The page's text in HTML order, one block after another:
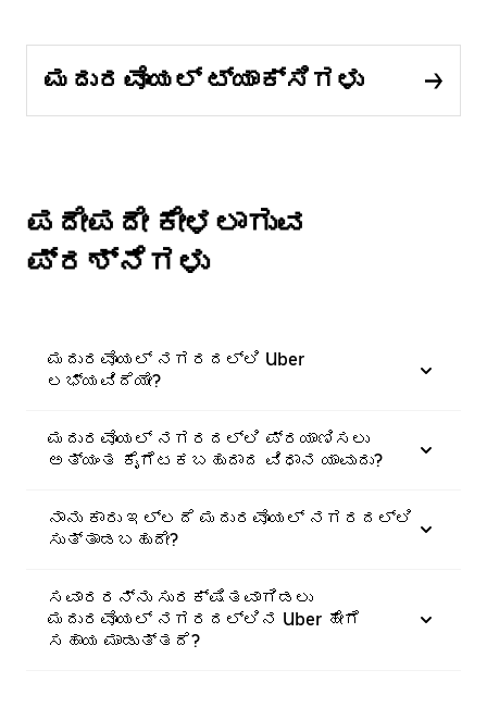
ಮದುರವೊಯಲ್ ಟ್ಯಾಕ್ಸಿಗಳು
ಪದೇಪದೇ ಕೇಳಲಾಗುವ
ಪ್ರಶ್ನೆಗಳು
ಮದುರವೊಯಲ್ ನಗರದಲ್ಲಿ Uber
ಲಭ್ಯವಿದೆಯೇ?
ಮದುರವೊಯಲ್ ನಗರದಲ್ಲಿ ಪ್ರಯಾಣಿಸಲು
ಅತ್ಯಂತ ಕೈಗೆಟಕಬಹುದಾದ ವಿಧಾನ ಯಾವುದು?
ನಾನು ಕಾರು ಇಲ್ಲದೆ ಮದುರವೊಯಲ್ ನಗರದಲ್ಲಿ
ಸುತ್ತಾಡಬಹುದೇ?
ಸವಾರರನ್ನು ಸುರಕ್ಷಿತವಾಗಿಡಲು
ಮದುರವೊಯಲ್ ನಗರದಲ್ಲಿನ Uber ಹೇಗೆ
ಸಹಾಯ ಮಾಡುತ್ತದೆ?